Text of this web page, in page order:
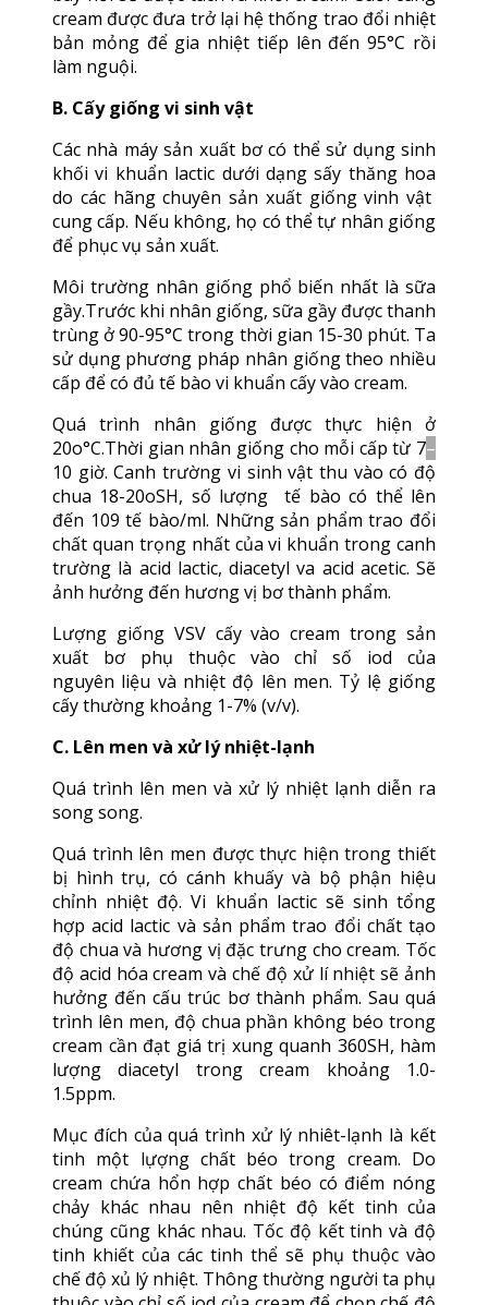
cream được đưa trở lại hệ thống trao đổi nhiệt
bản mỏng để gia nhiệt tiếp lên đến 95°C rồi
làm nguội.
B. Cấy giống vi sinh vật
Các nhà máy sản xuất bơ có thể sử dụng sinh
khối vi khuẩn lactic dưới dạng sấy thăng hoa
do các hãng chuyên sản xuất giống vinh vật
cung cấp. Nếu không, họ có thể tự nhân giống
để phục vụ sản xuất.
Môi trường nhân giống phổ biến nhất là sữa
gầy.Trước khi nhân giống, sữa gầy được thanh
trùng ở 90-95°C trong thời gian 15-30 phút. Ta
sử dụng phương pháp nhân giống theo nhiều
cấp để có đủ tế bào vi khuẩn cấy vào cream.
Quá trình nhân giống được thực hiện ở
20o°C.Thời gian nhân giống cho mỗi cấp từ 7–
10 giờ. Canh trường vi sinh vật thu vào có độ
chua 18-20oSH, số lượng tế bào có thể lên
đến 109 tế bào/ml. Những sản phẩm trao đổi
chất quan trọng nhất của vi khuẩn trong canh
trường là acid lactic, diacetyl va acid acetic. Sẽ
ảnh hưởng đến hương vị bơ thành phẩm.
Lượng giống VSV cấy vào cream trong sản
xuất bơ phụ thuộc vào chỉ số iod của
nguyên liệu và nhiệt độ lên men. Tỷ lệ giống
cấy thường khoảng 1-7% (v/v).
C. Lên men và xử lý nhiệt-lạnh
Quá trình lên men và xử lý nhiệt lạnh diễn ra
song song.
Quá trình lên men được thực hiện trong thiết
bị hình trụ, có cánh khuấy và bộ phận hiệu
chỉnh nhiệt độ. Vi khuẩn lactic sẽ sinh tổng
hợp acid lactic và sản phẩm trao đổi chất tạo
độ chua và hương vị đặc trưng cho cream. Tốc
độ acid hóa cream và chế độ xử lí nhiệt sẽ ảnh
hưởng đến cấu trúc bơ thành phẩm. Sau quá
trình lên men, độ chua phần không béo trong
cream cần đạt giá trị xung quanh 360SH, hàm
lượng diacetyl trong cream khoảng 1.0-
1.5ppm.
Mục đích của quá trình xử lý nhiêt-lạnh là kết
tinh một lựợng chất béo trong cream. Do
cream chứa hổn hợp chất béo có điểm nóng
chảy khác nhau nên nhiệt độ kết tinh của
chúng cũng khác nhau. Tốc độ kết tinh và độ
tinh khiết của các tinh thể sẽ phụ thuộc vào
chế độ xủ lý nhiệt. Thông thường người ta phụ